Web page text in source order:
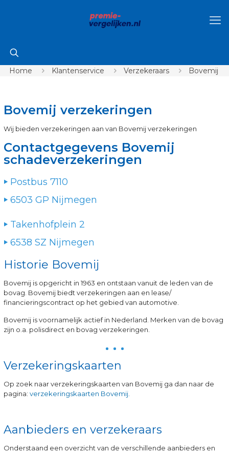
Home Klantenservice Verzekeraars Bovemij
Bovemij verzekeringen
Wij bieden verzekeringen aan van Bovemij verzekeringen
Contactgegevens Bovemij
schadeverzekeringen
Postbus 7110
6503 GP Nijmegen
Takenhofplein 2
6538 SZ Nijmegen
Historie Bovemij
Bovemij is opgericht in 1963 en ontstaan vanuit de leden van de
bovag. Bovemij biedt verzekeringen aan en lease/
financieringscontract op het gebied van automotive.
Bovemij is voornamelijk actief in Nederland. Merken van de bovag
zijn o.a. polisdirect en bovag verzekeringen.
Verzekeringskaarten
Op zoek naar verzekeringskaarten van Bovemij ga dan naar de
pagina: verzekeringskaarten Bovemij.
Aanbieders en verzekeraars
Onderstaand een overzicht van de verschillende aanbieders en